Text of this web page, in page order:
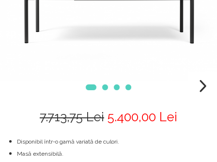
7.713,75 Lei 5.400,00 Lei
Disponibil într-o gamă variată de culori.
Masă extensibilă.